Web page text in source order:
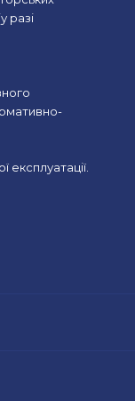
разі